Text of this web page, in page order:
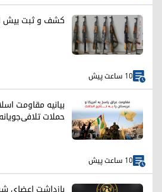
کشف و ثبت بیش از ۲۵ هزار سلاح در
10 ساعت پیش
بیانیه مقاومت
حملات تلافی‌جویانه
10 ساعت پیش